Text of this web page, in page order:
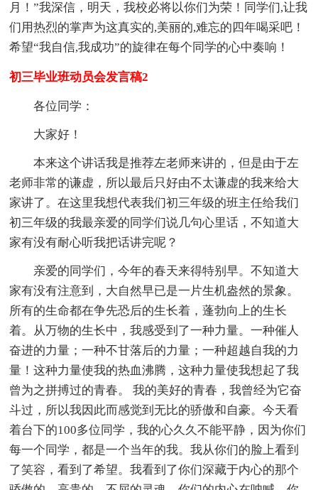
月！”我深信，明天，我校必将以你们为荣！同学们,让我
们用热烈的掌声为这真实的,美丽的,难忘的四年喝采吧！
希望“我自信,我成功”的旋律在每个同学的心中奏响！
初三毕业班动员会发言稿2
各位同学：
大家好！
本来这个讲话我是推荐左老师来讲的，但是由于左
老师非常的谦虚，所以最后只好由不太谦虚的我来给大
家讲了。在这里我想代表我们初三年级的班主任给我们
初三年级的我最亲爱的同学们说几句心里话，不知道大
家有没有耐心听我把话讲完呢？
亲爱的同学们，今年的春天来得特别早。不知道大
家有没有注意到，大自然早已是一片生机盎然的景象。
所有的生命都在争先恐后的生长着，蓬勃向上的生长
着。从万物的生长中，我感受到了一种力量。一种催人
奋进的力量；一种不甘落后的力量；一种超越自我的力
量！这种力量使我的热血沸腾，这种力量使我想起了我
曾为之拼搏过的青春。 我的美好的青春，我曾经为它奋
斗过，所以我因此而感觉到无比的骄傲和自豪。今天看
着台下的100多位同学，我的心久久不能平静，因为你们
每一个同学，都是一个当年的我。我从你们的脸上看到
了笑容，看到了希望。我看到了你们深藏于内心的那个